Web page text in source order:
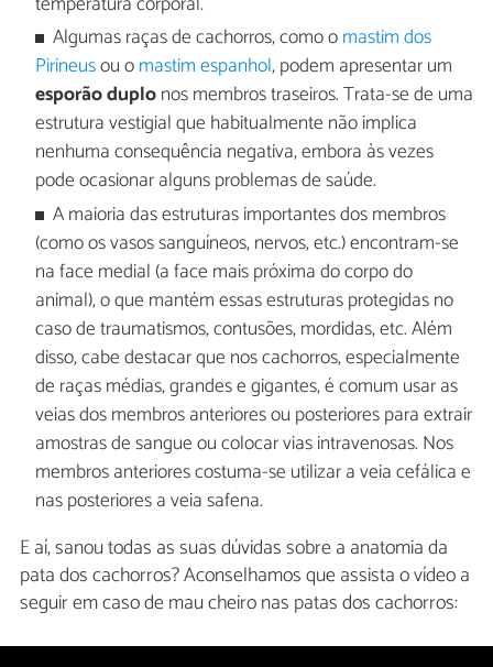
Algumas raças de cachorros, como omastim dos
Pirineusou omastim espanhol, podem apresentar um
esporão duplonos membros traseiros. Trata-se de uma
estrutura vestigial que habitualmente não implica
nenhuma consequência negativa, embora às vezes
pode ocasionar alguns problemas de saúde.
A maioria das estruturas importantes dos membros
(como os vasos sanguíneos, nervos, etc.) encontram-se
na face medial (a face mais próxima do corpo do
animal), o que mantém essas estruturas protegidas no
caso de traumatismos, contusões, mordidas, etc. Além
disso, cabe destacar que nos cachorros, especialmente
de raças médias, grandes e gigantes, é comum usar as
veias dos membros anteriores ou posteriores para extrair
amostras de sangue ou colocar vias intravenosas. Nos
membros anteriores costuma-se utilizar a veia cefálica e
nas posteriores a veia safena.
E aí, sanou todas as suas dúvidas sobre a anatomia da
pata dos cachorros? Aconselhamos que assista o vídeo a
seguir em caso de mau cheiro nas patas dos cachorros: